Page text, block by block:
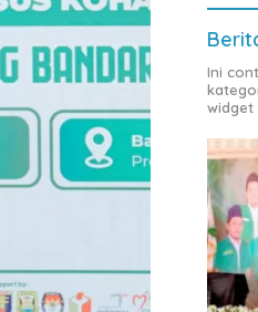
Ini
widget